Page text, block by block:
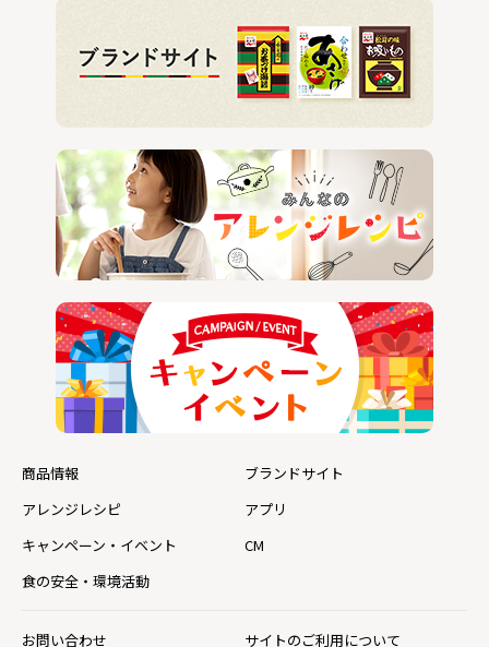
商品情報
ブランドサイト
アレンジレシピ
アプリ
キャンペーン・イベント
CM
食の安全・環境活動
お問い合わせ
サイトのご利用について